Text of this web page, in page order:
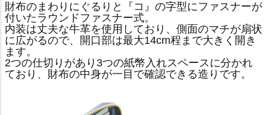
財布のまわりにぐるりと『コ』の字型にファスナーが
付いたラウンドファスナー式。
内装は丈夫な牛革を使用しており、側面のマチが扇状
に広がるので、開口部は最大14cm程まで大きく開き
ます。
2つの仕切りがあり3つの紙幣入れスペースに分かれ
ており、財布の中身が一目で確認できる造りです。